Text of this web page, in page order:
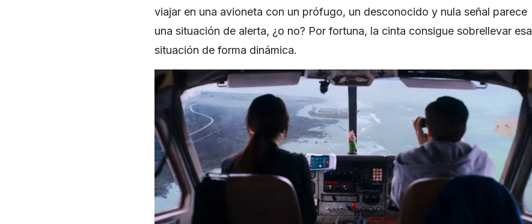
viajar en una avioneta con un prófugo, un desconocido y nula señal parece
una situación de alerta, ¿o no? Por fortuna, la cinta consigue sobrellevar esa
situación de forma dinámica.